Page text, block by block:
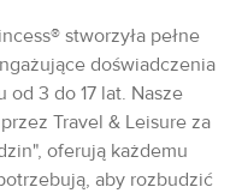
stworzyła pełne
doświadczenia
3 do 17 lat. Nasze
Travel & Leisure za
oferują każdemu
aby rozbudzić